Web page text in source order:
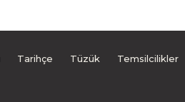
Tarihçe Tüzük Temsilcilikler